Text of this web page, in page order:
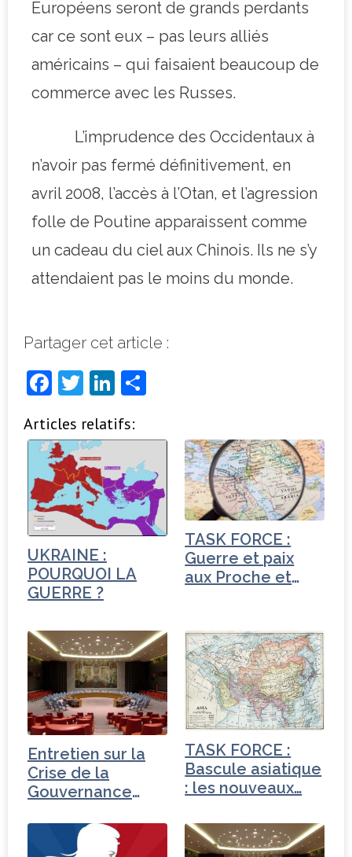
Européens seront de grands perdants
car ce sont eux – pas leurs alliés
américains – qui faisaient beaucoup de
commerce avec les Russes.
L’imprudence des Occidentaux à
n’avoir pas fermé définitivement, en
avril 2008, l’accès à l’Otan, et l’agression
folle de Poutine apparaissent comme
un cadeau du ciel aux Chinois. Ils ne s’y
attendaient pas le moins du monde.
Partager cet article :
F
c
e
b
o
o
k
T
it
t
e
r
Li
k
e
dI
n
ta
e
r
Articles relatifs:
UKRAINE :
POURQUOI LA
GUERRE ?
TASK FORCE :
Guerre et paix
aux Proche et
Entretien sur la
Crise de la
Gouvernance
Turquie
TASK FORCE :
Bascule asiatique
: les nouveaux…